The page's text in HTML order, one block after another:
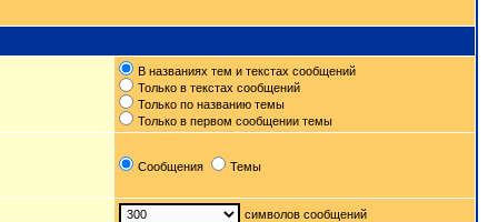
В названиях тем и текстах сообщений
Только в текстах сообщений
Только по названию темы
Только в первом сообщении темы
Сообщения Темы
символов сообщений